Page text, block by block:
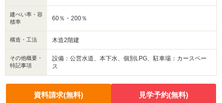
建ぺい率・容
積率
60％・200％
構造・工法 木造2階建
その他概要・
特記事項
設備：公営水道、本下水、個別LPG、駐車場：カースペー
ス
資料請求(無料) 見学予約(無料)